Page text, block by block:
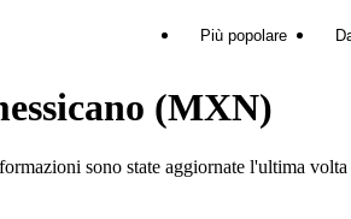
Più popolare
(MXN)
sono state aggiornate l'ultima volta